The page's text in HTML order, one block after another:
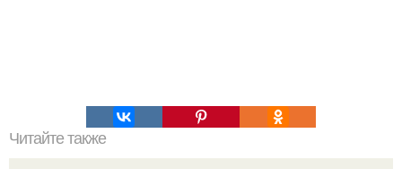
Читайте также